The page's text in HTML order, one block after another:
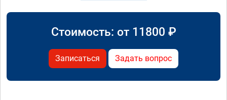
Стоимость: от 11800 ₽
Записаться Задать вопрос